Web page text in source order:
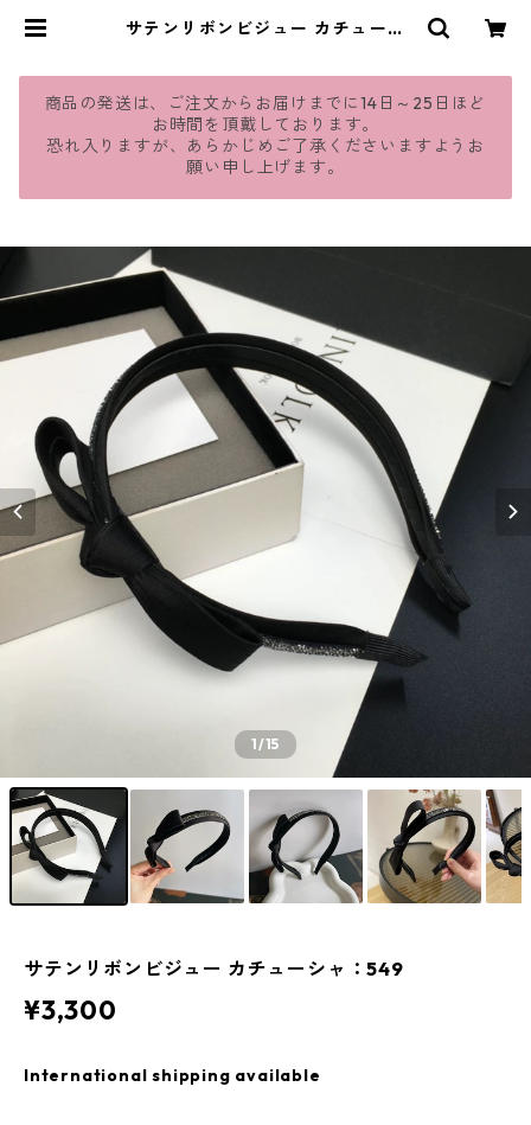
サテンリボンビジュー カチューシ
商品の発送は、ご注文からお届けまでに14日～25日ほど
お時間を頂戴しております。
恐れ入りますが、あらかじめご了承くださいますようお
願い申し上げます。
1/15
サテンリボンビジュー カチューシャ：549
¥3,300
International shipping available